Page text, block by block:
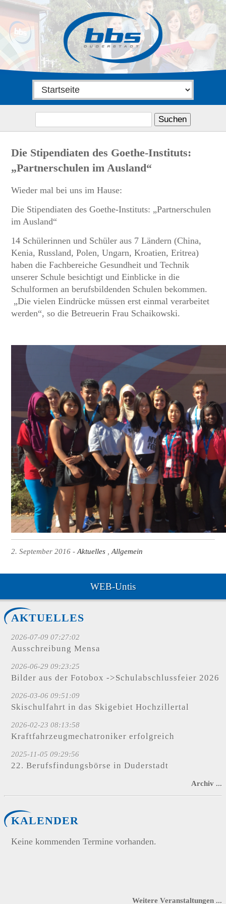
Suchen
Die Stipendiaten des Goethe-Instituts:
„Partnerschulen im Ausland“
Wieder mal bei uns im Hause:
Die Stipendiaten des Goethe-Instituts: „Partnerschulen
im Ausland“
14 Schülerinnen und Schüler aus 7 Ländern (China,
Kenia, Russland, Polen, Ungarn, Kroatien, Eritrea)
haben die Fachbereiche Gesundheit und Technik
unserer Schule besichtigt und Einblicke in die
Schulformen an berufsbildenden Schulen bekommen.
„Die vielen Eindrücke müssen erst einmal verarbeitet
werden“, so die Betreuerin Frau Schaikowski.
2. September 2016 Aktuelles Allgemein
WEB-Untis
AKTUELLES
2026-07-09 07:27:02
Ausschreibung Mensa
2026-06-29 09:23:25
Bilder aus der Fotobox ->Schulabschlussfeier 2026
2026-03-06 09:51:09
Skischulfahrt in das Skigebiet Hochzillertal
2026-02-23 08:13:58
Kraftfahrzeugmechatroniker erfolgreich
2025-11-05 09:29:56
22. Berufsfindungsbörse in Duderstadt
Archiv ...
KALENDER
Keine kommenden Termine vorhanden.
Weitere Veranstaltungen ...